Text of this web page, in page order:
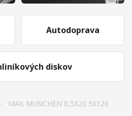
diskov
Autodoprava
MAK MUNCHEN 8,5X20 5X120